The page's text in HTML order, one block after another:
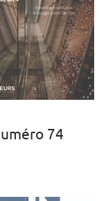
74